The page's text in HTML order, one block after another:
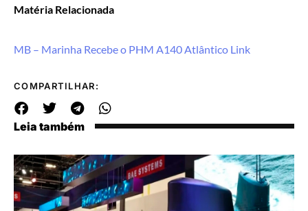
Matéria Relacionada
MB – Marinha Recebe o PHM A140 Atlântico Link
COMPARTILHAR:
Leia também